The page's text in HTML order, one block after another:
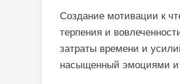
Создание мотивации к
терпения и
затраты времени и
насыщенный эмоциями